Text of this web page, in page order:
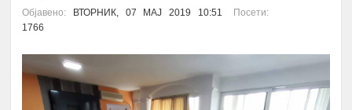
Објавено: ВТОРНИК, 07 МАЈ 2019 10:51
Посети:
1766